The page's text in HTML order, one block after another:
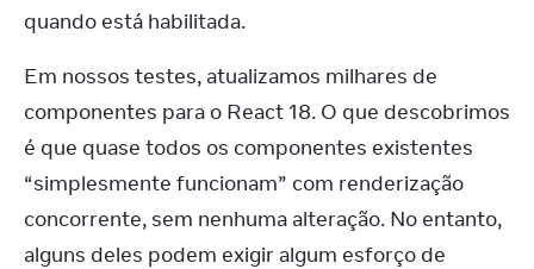
quando está habilitada.
Em nossos testes, atualizamos milhares de
componentes para o React 18. O que descobrimos
é que quase todos os componentes existentes
“simplesmente funcionam” com renderização
concorrente, sem nenhuma alteração. No entanto,
alguns deles podem exigir algum esforço de